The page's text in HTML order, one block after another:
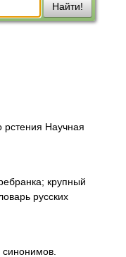
Найти!
Научная
крупный
русских